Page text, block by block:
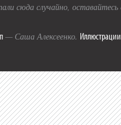
сюда случайно,
— Саша Алексеенко. Иллюстрации